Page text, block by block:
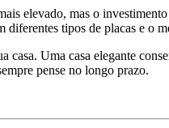
elevado, mas o
tipos de placas e o
casa. Uma casa elegante
pense no longo prazo.